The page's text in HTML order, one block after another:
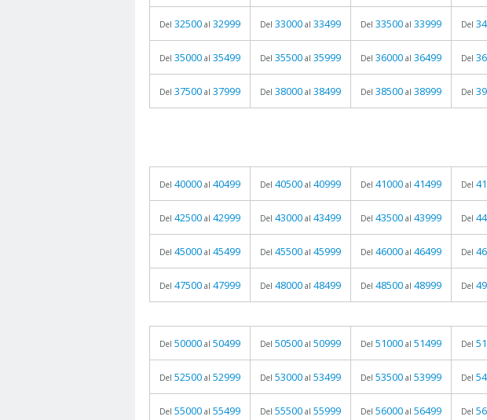
Del 32500 al 32999 Del 33000 al 33499 Del 33500 al 33999 Del
Del 35000 al 35499 Del 35500 al 35999 Del 36000 al 36499 Del
Del 37500 al 37999 Del 38000 al 38499 Del 38500 al 38999 Del
Del 40000 al 40499 Del 40500 al 40999 Del 41000 al 41499 Del
Del 42500 al 42999 Del 43000 al 43499 Del 43500 al 43999 Del
Del 45000 al 45499 Del 45500 al 45999 Del 46000 al 46499 Del
Del 47500 al 47999 Del 48000 al 48499 Del 48500 al 48999 Del
Del 50000 al 50499 Del 50500 al 50999 Del 51000 al 51499 Del
Del 52500 al 52999 Del 53000 al 53499 Del 53500 al 53999 Del
Del 55000 al 55499 Del 55500 al 55999 Del 56000 al 56499 Del